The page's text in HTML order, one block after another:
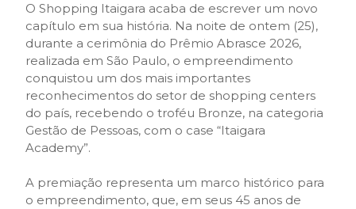
O Shopping Itaigara acaba de escrever um novo
capítulo em sua história. Na noite de ontem (25),
durante a cerimônia do Prêmio Abrasce 2026,
realizada em São Paulo, o empreendimento
conquistou um dos mais importantes
reconhecimentos do setor de shopping centers
do país, recebendo o troféu Bronze, na categoria
Gestão de Pessoas, com o case “Itaigara
Academy”.
A premiação representa um marco histórico para
o empreendimento, que, em seus 45 anos de